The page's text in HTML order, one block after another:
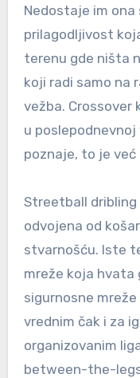
Nedostaje im
prilagodljivost
terenu gde ništa
koji radi samo na
vežba. Crossover
u
poznaje, to je već
Streetball dribling
odvojena od
stvarnošću. Iste
mreže koja hvata
sigurnosne
vrednim čak i za
organizovanim
between-the-